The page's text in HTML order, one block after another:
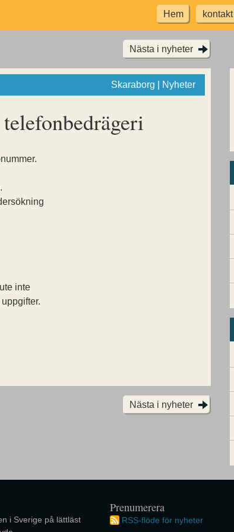
Hem kontakt
Nästa i nyheter
Skaraborg | Nyheter
inte
Nästa i nyheter
i Sverige på lättläst
Prenumerera
RSS-flöde för nyheter